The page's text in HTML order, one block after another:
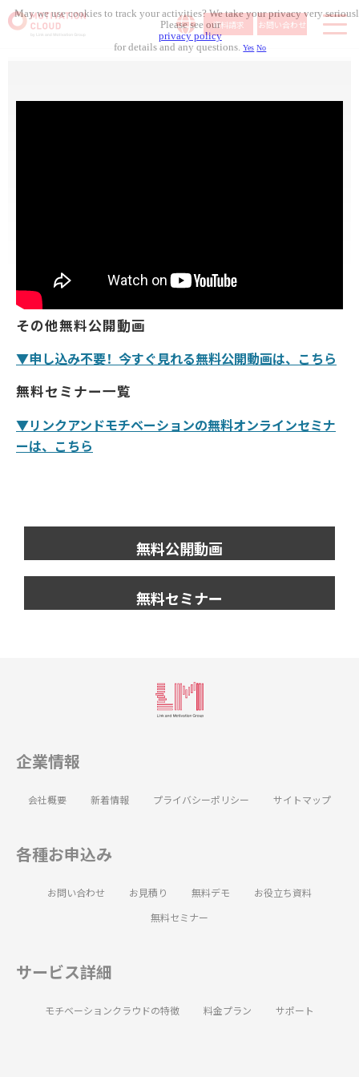
資料請求 お問い合わせ
その他無料公開動画
▼申し込み不要！今すぐ見れる無料公開動画は、こちら
無料セミナー一覧
▼リンクアンドモチベーションの無料オンラインセミナ
ーは、こちら
無料公開動画
無料セミナー
企業情報
会社概要 新着情報 プライバシーポリシー サイトマップ
各種お申込み
お問い合わせ お見積り 無料デモ
お役立ち資料
無料セミナー
サービス詳細
モチベーションクラウドの特徴 料金プラン サポート
May we use cookies to track your activities? We take your privacy very
Please see our
privacy policy
for details and any questions.Yes No